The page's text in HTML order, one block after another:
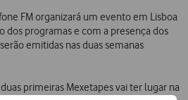
FM organizará um evento em Lisboa
dos programas e com a presença dos
emitidas nas duas semanas
primeiras Mexetapes vai ter lugar na